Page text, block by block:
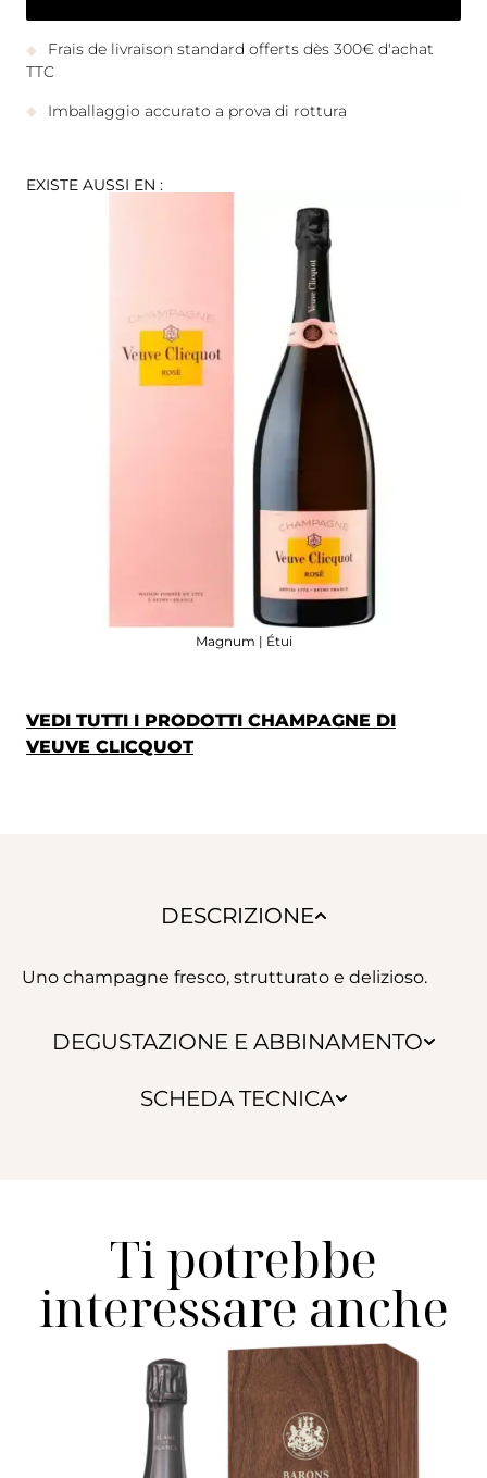
Frais de livraison standard offerts dès 300€ d'achat
TTC
Imballaggio accurato a prova di rottura
EXISTE AUSSI EN :
Magnum | Étui
VEDI TUTTI I PRODOTTI CHAMPAGNE DI
VEUVE CLICQUOT
DESCRIZIONE
DEGUSTAZIONE E ABBINAMENTO
SCHEDA TECNICA
Uno champagne fresco, strutturato e delizioso.
Ti potrebbe
interessare anche